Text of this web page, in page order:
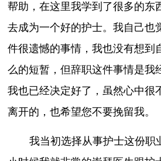
帮助，在这里我学到了很多的东
去成为一个好的护士。我自己也
件很遗憾的事情，我也没有想到
么的短暂，但辞职这件事情是我
我也已经决定好了，虽然心中很
离开的，也希望您不要挽留我。
我当初选择从事护士这份职